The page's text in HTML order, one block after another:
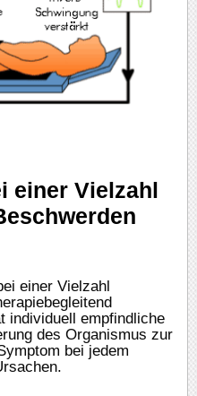
einer Vielzahl
einer Vielzahl
individuell empfindliche
des Organismus zur
bei jedem